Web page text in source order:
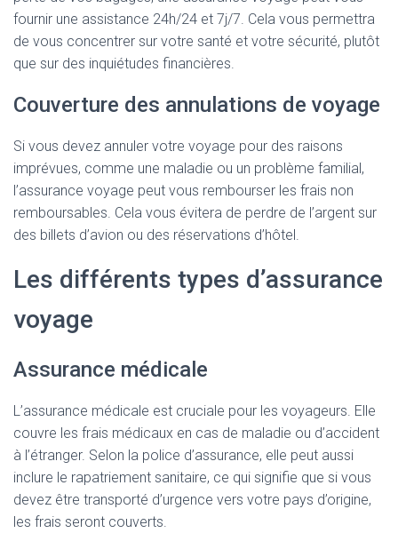
fournir une assistance 24h/24 et 7j/7. Cela vous permettra
de vous concentrer sur votre santé et votre sécurité, plutôt
que sur des inquiétudes financières.
Couverture des annulations de voyage
Si vous devez annuler votre voyage pour des raisons
imprévues, comme une maladie ou un problème familial,
l’assurance voyage peut vous rembourser les frais non
remboursables. Cela vous évitera de perdre de l’argent sur
des billets d’avion ou des réservations d’hôtel.
Les différents types d’assurance
voyage
Assurance médicale
L’assurance médicale est cruciale pour les voyageurs. Elle
couvre les frais médicaux en cas de maladie ou d’accident
à l’étranger. Selon la police d’assurance, elle peut aussi
inclure le rapatriement sanitaire, ce qui signifie que si vous
devez être transporté d’urgence vers votre pays d’origine,
les frais seront couverts.